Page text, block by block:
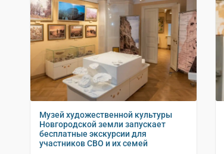
Музей художественной культуры
Новгородской земли запускает
бесплатные экскурсии для
участников СВО и их семей